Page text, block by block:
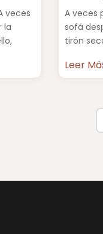
veces
la
A veces
sofá
tirón
Leer